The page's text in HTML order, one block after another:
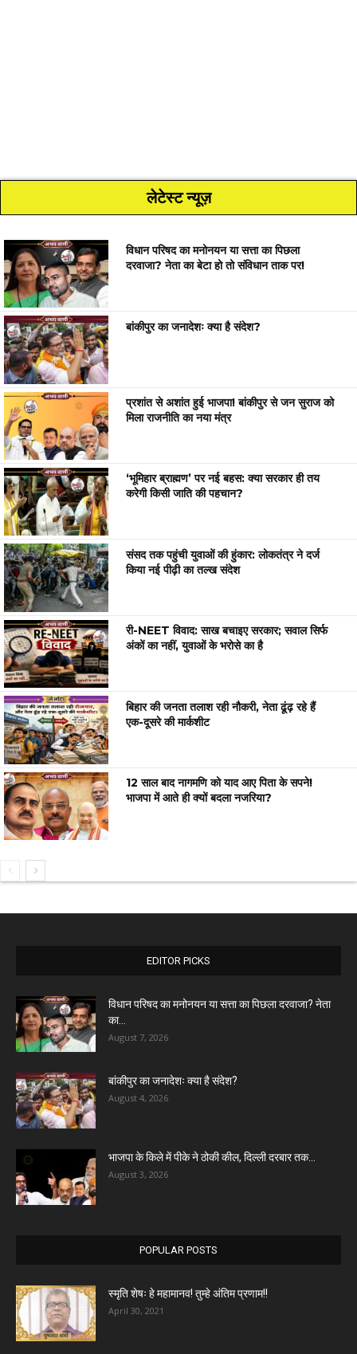
लेटेस्ट न्यूज़
विधान परिषद का मनोनयन या सत्ता का पिछला
दरवाजा? नेता का बेटा हो तो संविधान ताक पर!
बांकीपुर का जनादेशः क्या है संदेश?
प्रशांत से अशांत हुई भाजपा! बांकीपुर से जन सुराज को
मिला राजनीति का नया मंत्र
‘भूमिहार ब्राह्मण’ पर नई बहस: क्या सरकार ही तय
करेगी किसी जाति की पहचान?
संसद तक पहुंची युवाओं की हुंकार: लोकतंत्र ने दर्ज
किया नई पीढ़ी का तल्ख संदेश
री-NEET विवाद: साख बचाइए सरकार; सवाल सिर्फ
अंकों का नहीं, युवाओं के भरोसे का है
बिहार की जनता तलाश रही नौकरी, नेता ढूंढ़ रहे हैं
एक-दूसरे की मार्कशीट
12 साल बाद नागमणि को याद आए पिता के सपने!
भाजपा में आते ही क्यों बदला नजरिया?
EDITOR PICKS
विधान परिषद का मनोनयन या सत्ता का पिछला दरवाजा? नेता
का...
August 7, 2026
बांकीपुर का जनादेशः क्या है संदेश?
August 4, 2026
भाजपा के किले में पीके ने ठोकी कील, दिल्ली दरबार तक...
August 3, 2026
POPULAR POSTS
स्मृति शेषः हे महामानव! तुम्हे अंतिम प्रणाम!!
April 30, 2021